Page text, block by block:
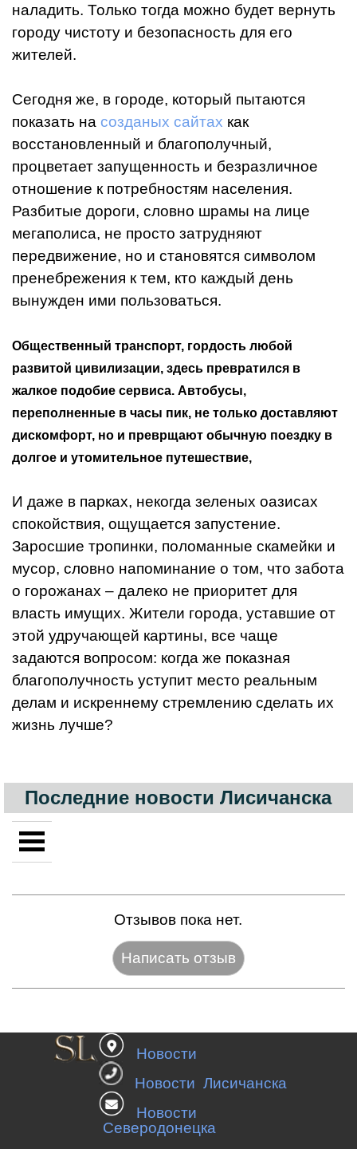
наладить. Только тогда можно будет вернуть
городу чистоту и безопасность для его
жителей.
Сегодня же, в городе, который пытаются
показать на созданых сайтах как
восстановленный и благополучный,
процветает запущенность и безразличное
отношение к потребностям населения.
Разбитые дороги, словно шрамы на лице
мегаполиса, не просто затрудняют
передвижение, но и становятся символом
пренебрежения к тем, кто каждый день
вынужден ими пользоваться.
Общественный транспорт, гордость любой
развитой цивилизации, здесь превратился в
жалкое подобие сервиса. Автобусы,
переполненные в часы пик, не только доставляют
дискомфорт, но и преврщают обычную поездку в
долгое и утомительное путешествие,
И даже в парках, некогда зеленых оазисах
спокойствия, ощущается запустение.
Заросшие тропинки, поломанные скамейки и
мусор, словно напоминание о том, что забота
о горожанах – далеко не приоритет для
власть имущих. Жители города, уставшие от
этой удручающей картины, все чаще
задаются вопросом: когда же показная
благополучность уступит место реальным
делам и искреннему стремлению сделать их
жизнь лучше?
Последние новости Лисичанска
Отзывов пока нет.
Новости
Новости Лисичанска
Новости
Северодонецка